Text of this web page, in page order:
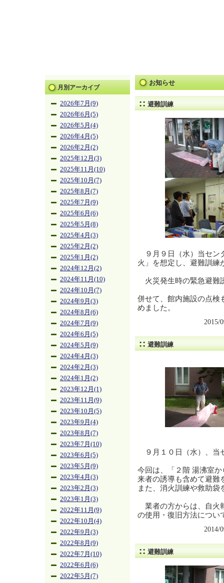
月別アーカイブ
2026年7月(9)
2026年6月(5)
2026年5月(4)
2026年4月(5)
2026年2月(2)
2025年12月(3)
2025年11月(10)
2025年10月(7)
2025年8月(7)
2025年7月(9)
2025年6月(6)
2025年5月(8)
2025年4月(3)
2025年2月(2)
2025年1月(2)
2024年12月(2)
2024年11月(10)
2024年10月(7)
2024年9月(3)
2024年8月(6)
2024年7月(9)
2024年6月(5)
2024年5月(9)
2024年4月(3)
2024年2月(3)
2024年1月(2)
2023年12月(1)
2023年11月(9)
2023年10月(5)
2023年9月(4)
2023年8月(7)
2023年7月(10)
2023年6月(5)
2023年5月(9)
2023年4月(3)
2023年2月(3)
2023年1月(3)
2022年11月(9)
2022年10月(4)
2022年9月(3)
2022年8月(9)
2022年7月(10)
2022年6月(6)
2022年5月(7)
お知らせ
避難訓練
９月９日（水）当セン
火」を想定し、避難訓練
火災発生時の緊急避難
併せて、館内施設の点検
めました。
2015/
避難訓練
９月１０日（水）、当
今回は、「２階 湯沸室
来者の誘導も含めて避難
また、消火訓練や救助
業者の方からは、自火
の使用・復旧方法につい
2014/
避難訓練